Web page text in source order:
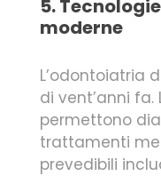
5.
moderne
L’odontoiatria
di vent’anni
permettono
trattamenti
prevedibili